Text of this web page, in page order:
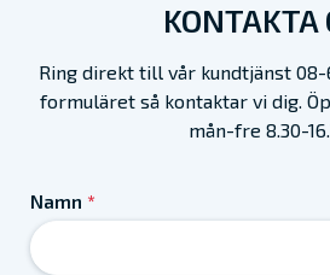
KONTAKTA
Ring direkt till vår kundtjänst
formuläret så kontaktar vi dig.
mån-fre 8.30-
Namn *